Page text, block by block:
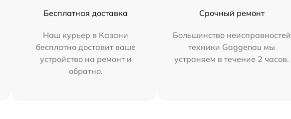
Бесплатная доставка
Наш курьер в Казани
бесплатно доставит ваше
устройство на ремонт и
обратно.
Срочный ремонт
Большинство неисправностей
техники Gaggenau мы
устраняем в течение 2 часов.